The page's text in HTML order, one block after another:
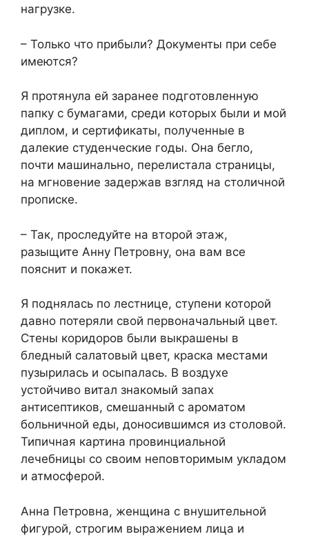
нагрузке.
– Только что прибыли? Документы при себе
имеются?
Я протянула ей заранее подготовленную
папку с бумагами, среди которых были и мой
диплом, и сертификаты, полученные в
далекие студенческие годы. Она бегло,
почти машинально, перелистала страницы,
на мгновение задержав взгляд на столичной
прописке.
– Так, проследуйте на второй этаж,
разыщите Анну Петровну, она вам все
пояснит и покажет.
Я поднялась по лестнице, ступени которой
давно потеряли свой первоначальный цвет.
Стены коридоров были выкрашены в
бледный салатовый цвет, краска местами
пузырилась и осыпалась. В воздухе
устойчиво витал знакомый запах
антисептиков, смешанный с ароматом
больничной еды, доносившимся из столовой.
Типичная картина провинциальной
лечебницы со своим неповторимым укладом
и атмосферой.
Анна Петровна, женщина с внушительной
фигурой, строгим выражением лица и